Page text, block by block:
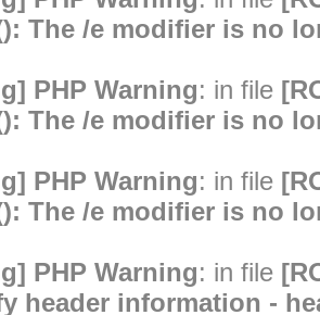
The /e modifier is no
PHP Warning: in file
The /e modifier is no
PHP Warning: in file
The /e modifier is no
PHP Warning: in file
header information -